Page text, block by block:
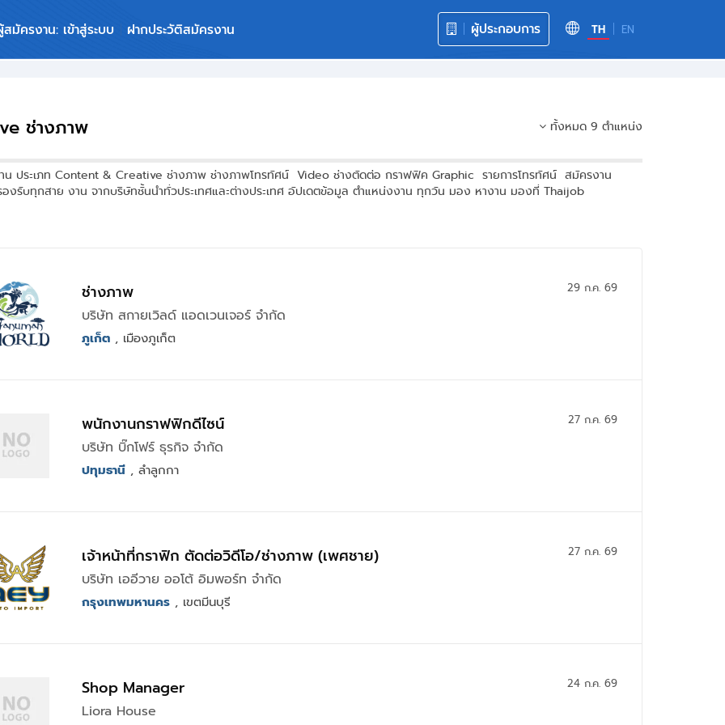
TH EN
ผู้ประกอบการ
มัครงาน: เข้าสู่ระบบ ฝากประวัติสมัครงาน
ช่างภาพ ทั้งหมด 9 ตำแหน่ง
น ประเภท Content & Creative ช่างภาพ ช่างภาพโทรทัศน์ Video ช่างตัดต่อ กราฟฟิค Graphic รายการโทรทัศน์ สมัครงาน
งรับทุกสาย งาน จากบริษัทชั้นนำทั่วประเทศและต่างประเทศ อัปเดตข้อมูล ตำแหน่งงาน ทุกวัน มอง หางาน มองที่ Thaijob
ช่างภาพ
บริษัท สกายเวิลด์ แอดเวนเจอร์ จำกัด
29 ก.ค. 69
ภูเก็ต, เมืองภูเก็ต
พนักงานกราฟฟิกดีไซน์
บริษัท บิ๊กโฟร์ ธุรกิจ จำกัด
27 ก.ค. 69
ปทุมธานี, ลำลูกกา
เจ้าหน้าที่กราฟิก ตัดต่อวิดีโอ/ช่างภาพ (เพศชาย)
บริษัท เออีวาย ออโต้ อิมพอร์ท จำกัด
27 ก.ค. 69
กรุงเทพมหานคร, เขตมีนบุรี
Shop Manager
Liora House
24 ก.ค. 69